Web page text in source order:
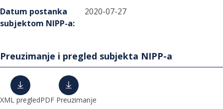
Datum postanka
subjektom NIPP-a:
2020-07-27
Preuzimanje i pregled subjekta NIPP-a
XML pregledPDF Preuzimanje